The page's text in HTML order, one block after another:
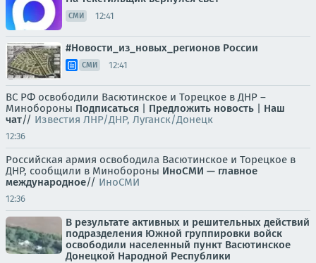
СМИ 12:41
#Новости_из_новых_регионов России
СМИ 12:41
ВС РФ освободили Васютинское и Торецкое в ДНР –
Минобороны Подписаться | Предложить новость | Наш
чат// Известия ЛНР/ДНР, Луганск/Донецк
12:36
Российская армия освободила Васютинское и Торецкое в
ДНР, сообщили в Минобороны ИноСМИ — главное
международное// ИноСМИ
12:36
В результате активных и решительных действий
подразделения Южной группировки войск
освободили населенный пункт Васютинское
Донецкой Народной Республики